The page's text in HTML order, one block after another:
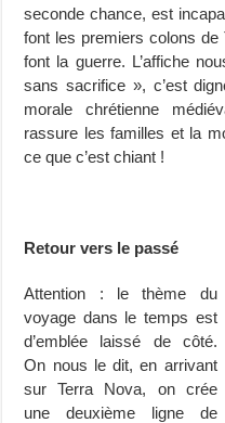
seconde chance, est
font les premiers colons
font la guerre. L’affiche
sans sacrifice », c’est
morale chrétienne
rassure les familles et la
ce que c’est chiant !
Retour vers le passé
Attention : le thème du
voyage dans le temps est
d’emblée laissé de côté.
On nous le dit, en arrivant
sur Terra Nova, on crée
une deuxième ligne de